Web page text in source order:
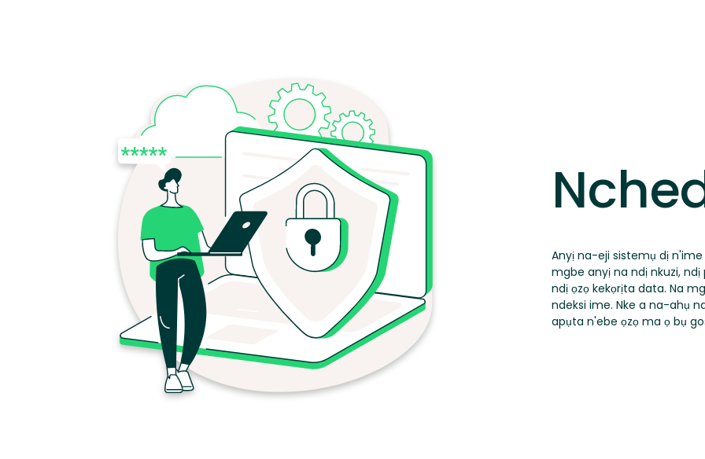
Anyị na-eji sistemụ dị
mgbe anyị na ndị nkuzi,
ndị ọzọ kekọrịta data. Na
ndeksi ime. Nke a na-ahụ
apụta n'ebe ọzọ ma ọ bụ